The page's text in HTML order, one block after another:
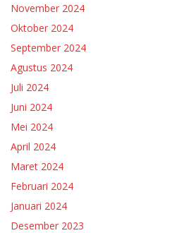
November 2024
Oktober 2024
September 2024
Agustus 2024
Juli 2024
Juni 2024
Mei 2024
April 2024
Maret 2024
Februari 2024
Januari 2024
Desember 2023